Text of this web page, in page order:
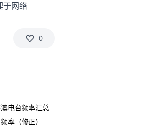
于网络
0
电台频率汇总
率（修正）